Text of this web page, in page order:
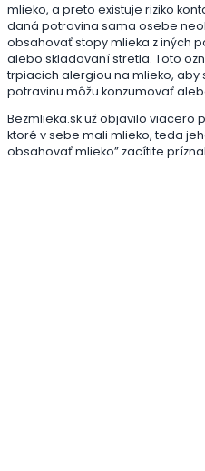
mlieko, a preto existuje riziko
daná potravina sama osebe
obsahovať stopy mlieka z iných
alebo skladovaní stretla. Toto
trpiacich alergiou na mlieko, aby
potravinu môžu konzumovať
Bezmlieka.sk už objavilo viacero
ktoré v sebe mali mlieko, teda
obsahovať mlieko” zacítite